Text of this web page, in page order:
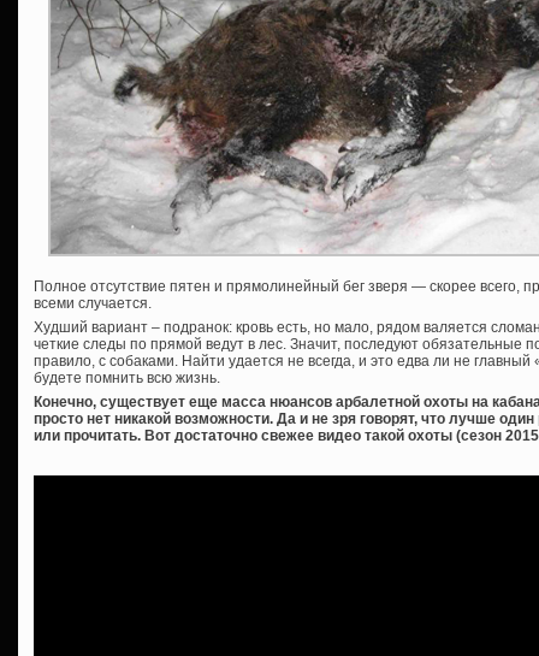
Полное отсутствие пятен и прямолинейный бег зверя — скорее всего,
всеми случается.
Худший вариант – подранок: кровь есть, но мало, рядом валяется
четкие следы по прямой ведут в лес. Значит, последуют обязательные
правило, с собаками. Найти удается не всегда, и это едва ли не
будете помнить всю жизнь.
Конечно, существует еще масса нюансов арбалетной охоты на
просто нет никакой возможности. Да и не зря говорят, что лучше
или прочитать. Вот достаточно свежее видео такой охоты (сезон